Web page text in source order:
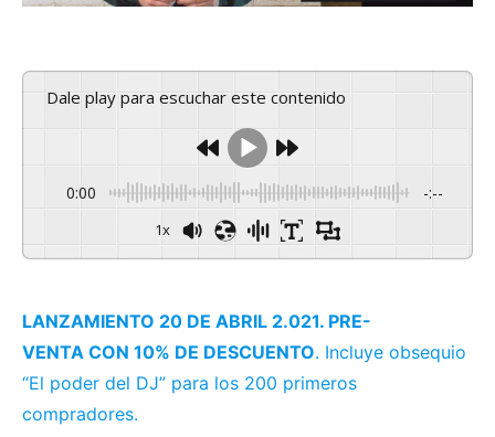
Dale play para escuchar este contenido
0:00 -:--
1x
LANZAMIENTO 20 DE ABRIL 2.021. PRE-
VENTA CON 10% DE DESCUENTO. Incluye obsequio
“El poder del DJ” para los 200 primeros
compradores.